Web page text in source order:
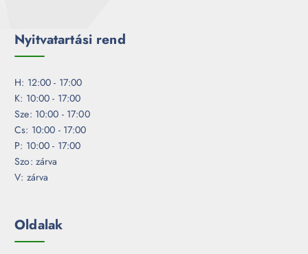
Nyitvatartási rend
H: 12:00 - 17:00
K: 10:00 - 17:00
Sze: 10:00 - 17:00
Cs: 10:00 - 17:00
P: 10:00 - 17:00
Szo: zárva
V: zárva
Oldalak